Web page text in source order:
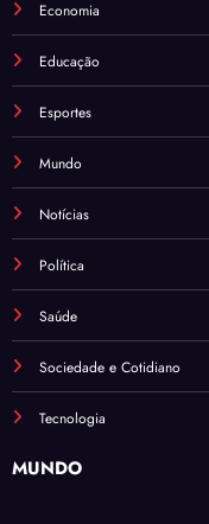
Economia
Educação
Esportes
Mundo
Notícias
Política
Saúde
Sociedade e Cotidiano
Tecnologia
MUNDO